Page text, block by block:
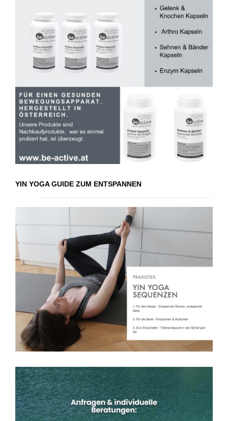
YIN YOGA GUIDE ZUM ENTSPANNEN